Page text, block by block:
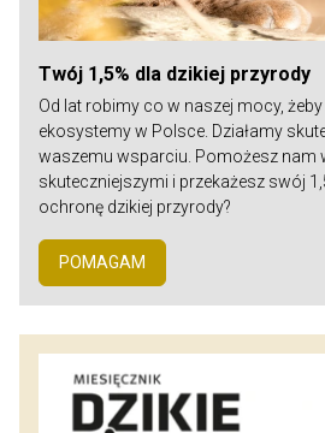
Twój 1,5% dla dzikiej przyrody
Od lat robimy co w naszej mocy,
ekosystemy w Polsce. Działamy
waszemu wsparciu. Pomożesz nam
skuteczniejszymi i przekażesz swój
ochronę dzikiej przyrody?
POMAGAM